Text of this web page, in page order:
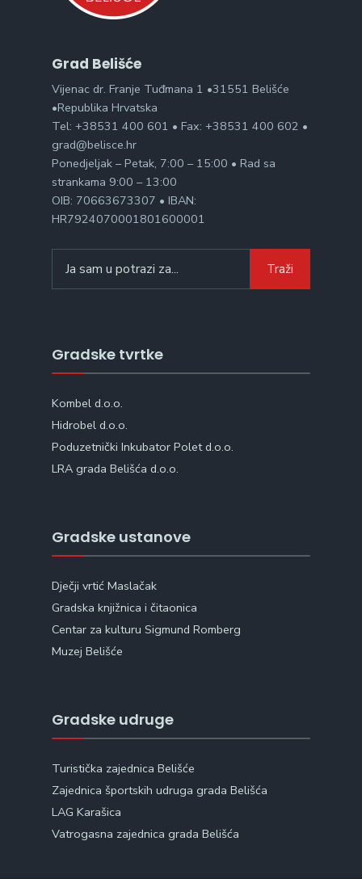
Grad Belišće
Vijenac dr. Franje Tuđmana 1 •31551 Belišće
•Republika Hrvatska
Tel: +38531 400 601 • Fax: +38531 400 602 •
grad@belisce.hr
Ponedjeljak – Petak, 7:00 – 15:00 • Rad sa
strankama 9:00 – 13:00
OIB: 70663673307 • IBAN:
HR7924070001801600001
for:
Traži
Gradske tvrtke
Kombel d.o.o.
Hidrobel d.o.o.
Poduzetnički Inkubator Polet d.o.o.
LRA grada Belišća d.o.o.
Gradske ustanove
Dječji vrtić Maslačak
Gradska knjižnica i čitaonica
Centar za kulturu Sigmund Romberg
Muzej Belišće
Gradske udruge
Turistička zajednica Belišće
Zajednica športskih udruga grada Belišća
LAG Karašica
Vatrogasna zajednica grada Belišća